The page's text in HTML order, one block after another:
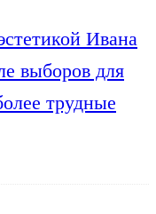
Ивана
выборов для
трудные